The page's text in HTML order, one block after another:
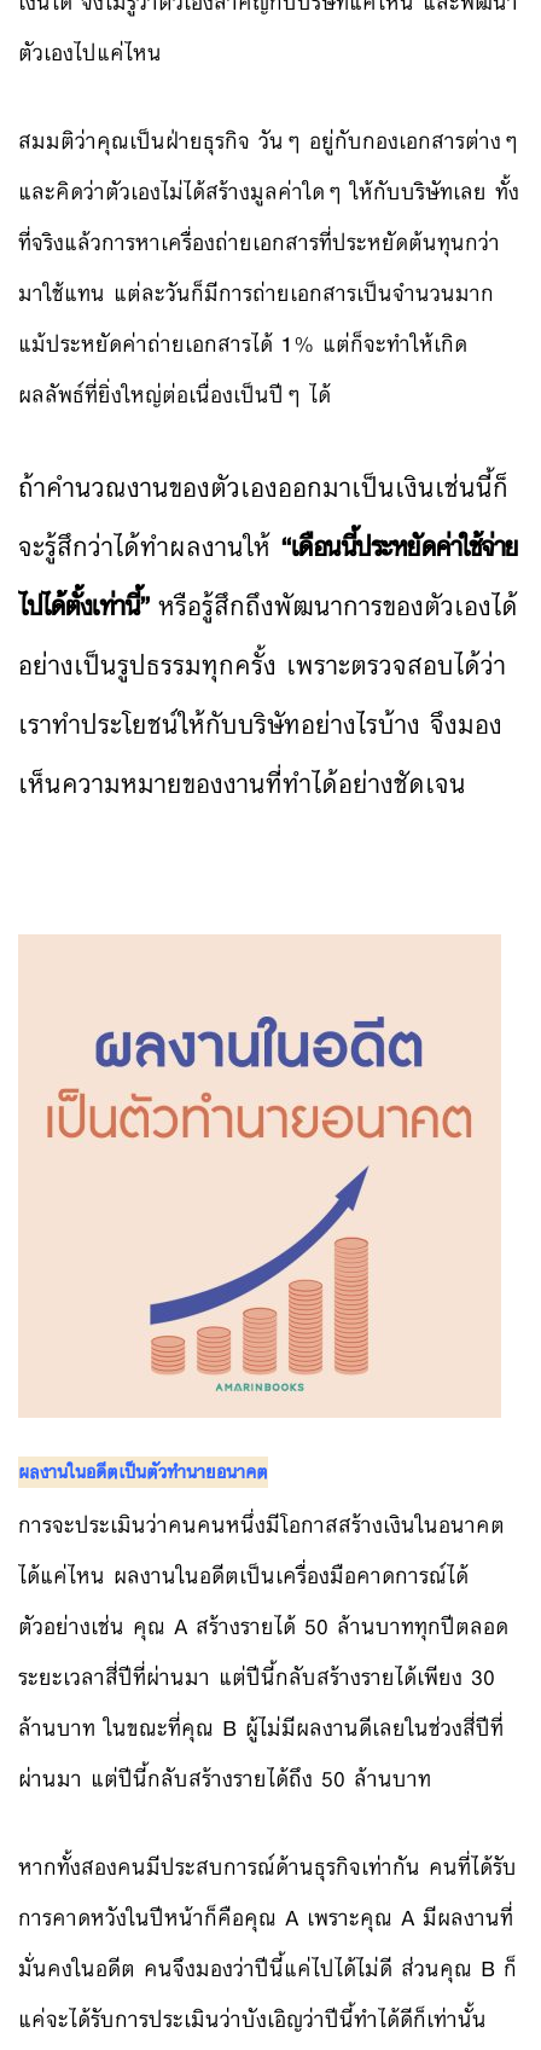
ตัวเองไปแค่ไหน
สมมติว่าคุณเป็นฝ่ายธุรกิจ วันๆ อยู่กับกองเอกสารต่างๆ
และคิดว่าตัวเองไม่ได้สร้างมูลค่าใดๆ ให้กับบริษัทเลย ทั้ง
ที่จริงแล้วการหาเครื่องถ่ายเอกสารที่ประหยัดต้นทุนกว่า
มาใช้แทน แต่ละวันก็มีการถ่ายเอกสารเป็นจำนวนมาก
แม้ประหยัดค่าถ่ายเอกสารได้ 1% แต่ก็จะทำให้เกิด
ผลลัพธ์ที่ยิ่งใหญ่ต่อเนื่องเป็นปีๆ ได้
ถ้าคำนวณงานของตัวเองออกมาเป็นเงินเช่นนี้ก็
จะรู้สึกว่าได้ทำผลงานให้ “เดือนนี้ประหยัดค่าใช้จ่าย
ไปได้ตั้งเท่านี้”หรือรู้สึกถึงพัฒนาการของตัวเองได้
อย่างเป็นรูปธรรมทุกครั้ง เพราะตรวจสอบได้ว่า
เราทำประโยชน์ให้กับบริษัทอย่างไรบ้าง จึงมอง
เห็นความหมายของงานที่ทำได้อย่างชัดเจน
ผลงานในอดีตเป็นตัวทำนายอนาคต
การจะประเมินว่าคนคนหนึ่งมีโอกาสสร้างเงินในอนาคต
ได้แค่ไหน ผลงานในอดีตเป็นเครื่องมือคาดการณ์ได้
ตัวอย่างเช่น คุณ A สร้างรายได้ 50 ล้านบาททุกปีตลอด
ระยะเวลาสี่ปีที่ผ่านมา แต่ปีนี้กลับสร้างรายได้เพียง 30
ล้านบาท ในขณะที่คุณ B ผู้ไม่มีผลงานดีเลยในช่วงสี่ปีที่
ผ่านมา แต่ปีนี้กลับสร้างรายได้ถึง 50 ล้านบาท
หากทั้งสองคนมีประสบการณ์ด้านธุรกิจเท่ากัน คนที่ได้รับ
การคาดหวังในปีหน้าก็คือคุณ A เพราะคุณ A มีผลงานที่
มั่นคงในอดีต คนจึงมองว่าปีนี้แค่ไปได้ไม่ดี ส่วนคุณ B ก็
แค่จะได้รับการประเมินว่าบังเอิญว่าปีนี้ทำได้ดีก็เท่านั้น